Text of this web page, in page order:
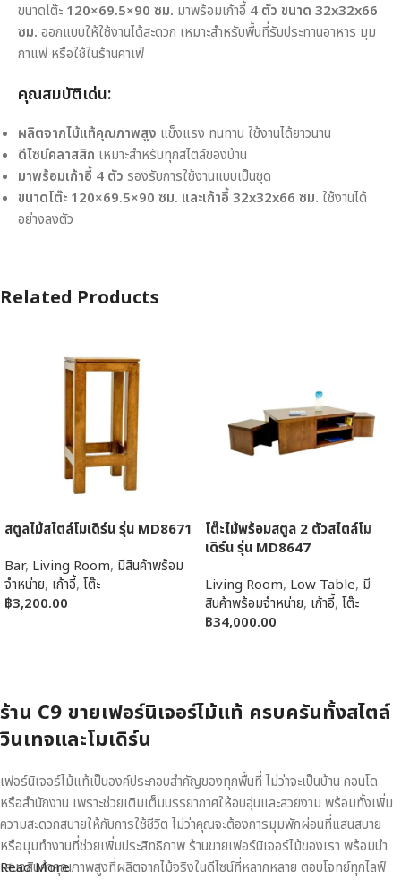
ขนาดโต๊ะ 120×69.5×90 ซม. มาพร้อมเก้าอี้ 4 ตัว ขนาด 32x32x66
ซม. ออกแบบให้ใช้งานได้สะดวก เหมาะสำหรับพื้นที่รับประทานอาหาร มุม
กาแฟ หรือใช้ในร้านคาเฟ่
คุณสมบัติเด่น:
ผลิตจากไม้แท้คุณภาพสูง แข็งแรง ทนทาน ใช้งานได้ยาวนาน
ดีไซน์คลาสสิก เหมาะสำหรับทุกสไตล์ของบ้าน
มาพร้อมเก้าอี้ 4 ตัว รองรับการใช้งานแบบเป็นชุด
ขนาดโต๊ะ 120×69.5×90 ซม. และเก้าอี้ 32x32x66 ซม. ใช้งานได้
อย่างลงตัว
Related Products
สตูลไม้สไตล์โมเดิร์น รุ่น MD8671
Bar, Living Room, มีสินค้าพร้อม
จำหน่าย, เก้าอี้, โต๊ะ
฿3,200.00
โต๊ะไม้พร้อมสตูล 2 ตัวสไตล์โม
เดิร์น รุ่น MD8647
Living Room, Low Table, มี
สินค้าพร้อมจำหน่าย, เก้าอี้, โต๊ะ
฿34,000.00
ร้าน C9 ขายเฟอร์นิเจอร์ไม้แท้ ครบครันทั้งสไตล์
วินเทจและโมเดิร์น
เฟอร์นิเจอร์ไม้แท้เป็นองค์ประกอบสำคัญของทุกพื้นที่ ไม่ว่าจะเป็นบ้าน คอนโด
หรือสำนักงาน เพราะช่วยเติมเต็มบรรยากาศให้อบอุ่นและสวยงาม พร้อมทั้งเพิ่ม
ความสะดวกสบายให้กับการใช้ชีวิต ไม่ว่าคุณจะต้องการมุมพักผ่อนที่แสนสบาย
หรือมุมทำงานที่ช่วยเพิ่มประสิทธิภาพ ร้านขายเฟอร์นิเจอร์ไม้ของเรา พร้อมนำ
เสนอสินค้าคุณภาพสูงที่ผลิตจากไม้จริงในดีไซน์ที่หลากหลาย ตอบโจทย์ทุกไลฟ์
Read More